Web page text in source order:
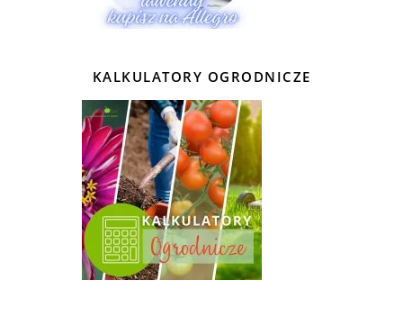
KALKULATORY OGRODNICZE